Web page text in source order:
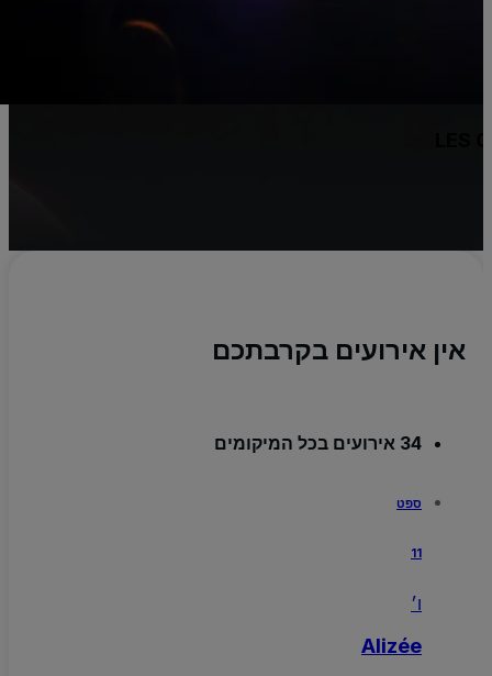
אין אירועים בקרבתכם
34 אירועים בכל המיקומים
ספט
Alizée